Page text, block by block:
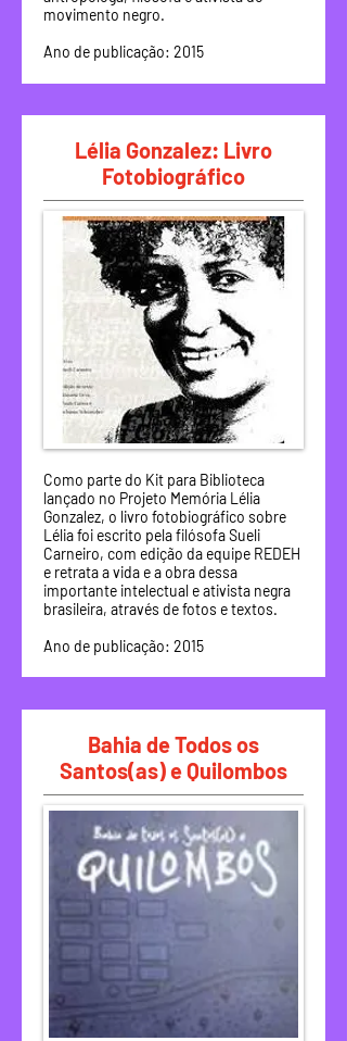
movimento negro.
Ano de publicação: 2015
Lélia Gonzalez: Livro
Fotobiográfico
Como parte do Kit para Biblioteca
lançado no Projeto Memória Lélia
Gonzalez, o livro fotobiográfico sobre
Lélia foi escrito pela filósofa Sueli
Carneiro, com edição da equipe REDEH
e retrata a vida e a obra dessa
importante intelectual e ativista negra
brasileira, através de fotos e textos.
Ano de publicação: 2015
Bahia de Todos os
Santos(as) e Quilombos